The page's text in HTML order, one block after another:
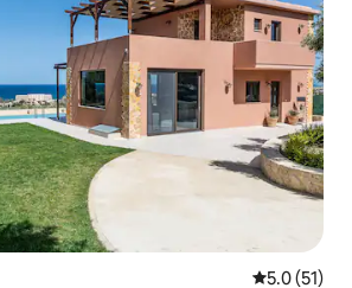
औसत रेटिंग 5
5.0 (51)